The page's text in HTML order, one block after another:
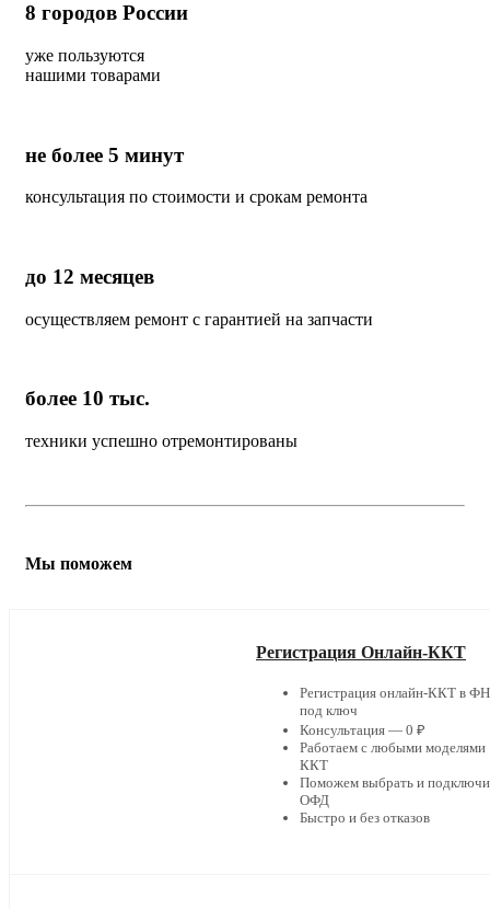
8 городов России
уже пользуются
нашими товарами
не более 5 минут
консультация по стоимости и срокам ремонта
до 12 месяцев
осуществляем ремонт с гарантией на запчасти
более 10 тыс.
техники успешно отремонтированы
Мы поможем
Регистрация Онлайн-ККТ
Регистрация онлайн-ККТ в
под ключ
Консультация — 0 ₽
Работаем с любыми моделями
ККТ
Поможем выбрать и
ОФД
Быстро и без отказов